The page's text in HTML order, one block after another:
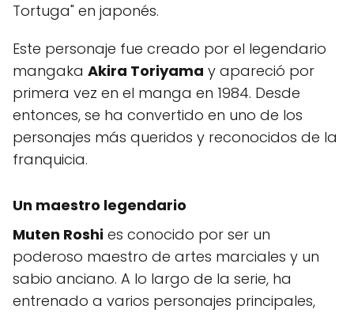
Tortuga" en japonés.
Este personaje fue creado por el legendario
mangaka Akira Toriyama y apareció por
primera vez en el manga en 1984. Desde
entonces, se ha convertido en uno de los
personajes más queridos y reconocidos de la
franquicia.
Un maestro legendario
Muten Roshi es conocido por ser un
poderoso maestro de artes marciales y un
sabio anciano. A lo largo de la serie, ha
entrenado a varios personajes principales,